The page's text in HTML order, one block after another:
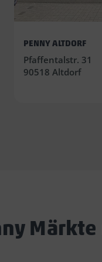
PENNY ALTDORF
Pfaffentalstr. 31
90518 Altdorf